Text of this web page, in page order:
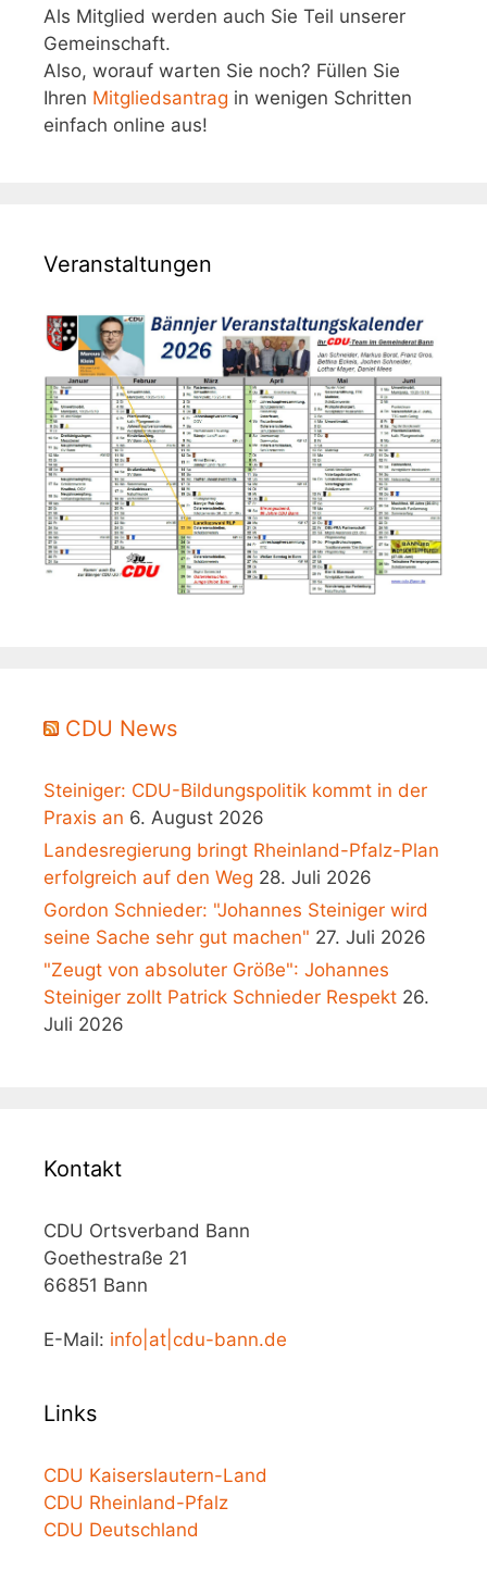
Als Mitglied werden auch Sie Teil unserer
Gemeinschaft.
Also, worauf warten Sie noch? Füllen Sie
Ihren Mitgliedsantrag in wenigen Schritten
einfach online aus!
Veranstaltungen
CDU News
Steiniger: CDU-Bildungspolitik kommt in der
Praxis an 6. August 2026
Landesregierung bringt Rheinland-Pfalz-Plan
erfolgreich auf den Weg 28. Juli 2026
Gordon Schnieder: "Johannes Steiniger wird
seine Sache sehr gut machen" 27. Juli 2026
"Zeugt von absoluter Größe": Johannes
Steiniger zollt Patrick Schnieder Respekt 26.
Juli 2026
Kontakt
CDU Ortsverband Bann
Goethestraße 21
66851 Bann
E-Mail: info|at|cdu-bann.de
Links
CDU Kaiserslautern-Land
CDU Rheinland-Pfalz
CDU Deutschland